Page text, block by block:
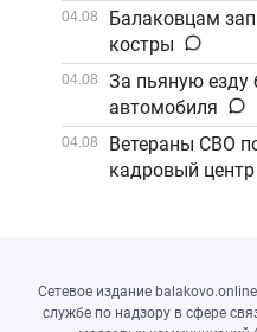
04.08
Балаковцам
костры
04.08
За пьяную езду
автомобиля
04.08
Ветераны СВО
кадровый центр
Сетевое издание
службе по надзору в сфере